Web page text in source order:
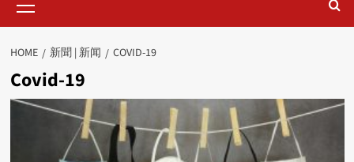
Menu
HOME 新聞 | 新闻 COVID-19
Covid-19